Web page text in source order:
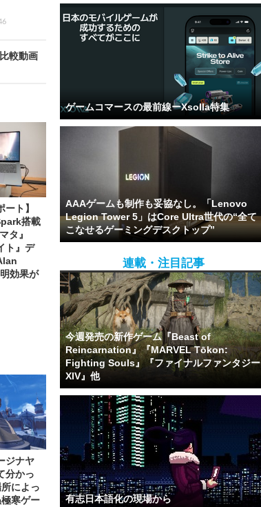
較動画
ート】
搭載
タ』
ト』デ
効果が
ジナヤ
分かっ
によっ
寒ゲー
ゲームコマースの最前線ーXsolla特集
AAAゲームも制作も妥協なし。「Lenovo
Legion Tower 5」はCore Ultra世代の“全て
こなせるゲーミングデスクトップ”
連載・注目記事
今週発売の新作ゲーム『Beast of
Reincarnation』『MARVEL Tōkon:
Fighting Souls』『ファイナルファンタジー
XIV』他
有志日本語化の現場から